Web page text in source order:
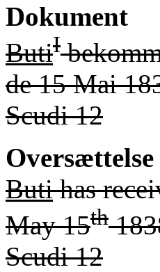
Dokument
ButiI
de 15 Mai
Scudi 12
Butihas
May 15th
Scudi 12